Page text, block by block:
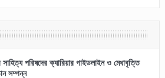
সাহিত্য পরিষদের ক্যারিয়ার গাইডলাইন ও মেধাবৃত্তি
সম্পন্ন